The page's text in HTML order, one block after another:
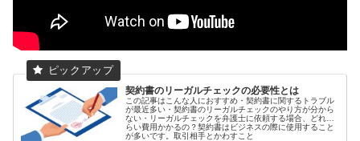
契約書のリーガルチェックの必要性とは
この記事はこんな人におすすめ・契約書に関するトラブル
が最近多い・契約書のリーガルチェックのやり方が分から
ない・リーガルチェックを弁護士に依頼する場合、どれぐ
らい費用かかるの？契約書はビジネスの際に使用すること
が多いです。取引相手とかわすこと